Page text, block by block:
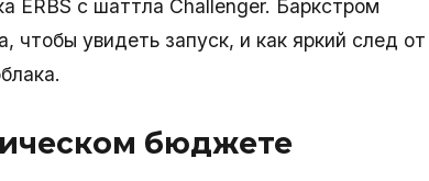
ERBS с шаттла Challenger. Баркстром
чтобы увидеть запуск, и как яркий след от
бюджете